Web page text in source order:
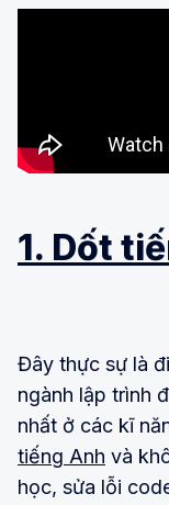
1. Dốt
Đây thực sự là
ngành lập trình
nhất ở các kĩ
tiếng Anh và
học, sửa lỗi